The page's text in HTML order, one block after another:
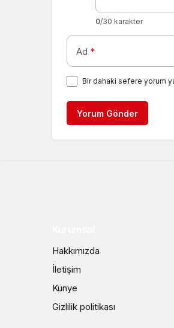
0/30 karakter
Ad *
Bir dahaki sefere yorum
Yorum Gönder
Hakkımızda
İletişim
Künye
Gizlilik politikası